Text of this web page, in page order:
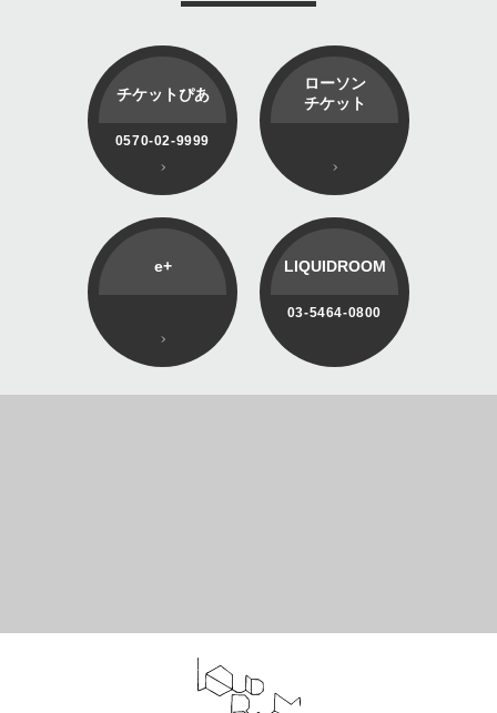
チケットぴあ
0570-02-9999
ローソン
チケット
e+ LIQUIDROOM
03-5464-0800